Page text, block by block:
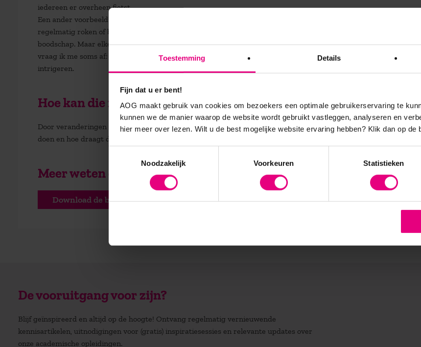
Toestemming Details
Fijn dat u er bent!
AOG maakt gebruik van cookies om bezoekers een optimale gebruikerservaring te
kunnen we de manier waarop de website wordt gebruikt vastleggen, analyseren en
hier meer over lezen. Wilt u de best mogelijke website ervaring hebben? Klik dan op de
Noodzakelijk
Voorkeuren Statistieken
iedereen er overheen fietst.
Een ander voorbeeld: in de speeltuin bij mij in de buurt hangen veel studenten van de nabijgelegen school, waar
regelmatig roken of blowen. Onlangs verschenen er bordjes van de “rookvrije generatie”, gevolgd door tegels
boodschap. Maar elke dag zitten er nog steeds studenten te roken. Het lijkt nauwelijks of geen effect te hebben.
vraag ik me soms af: hoe kan het dat niemand dit van tevoren heeft zien aankomen? Dat soort situaties blijven me
intrigeren.
Hoekandie nieuwsgierigheid ook anderen kan aansteken?
Door veranderingen meer door de psychologische bril te gaan kijken: wat maakt dat deze mensen die dit doen
doen en hoe draagt de context/omgeving
Meer weten over de opleiding Psychologie in Organisaties?
Download de brochure
De vooruitgang voor zijn?
Blijf geïnspireerd en altijd op de hoogte! Ontvang regelmatig vernieuwende
kennisartikelen, uitnodigingen voor (gratis) inspiratiesessies en relevante updates over
onze academische opleidingen.